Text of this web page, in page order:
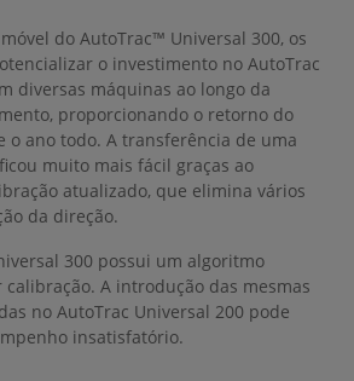
do AutoTrac™ Universal 300, os
o investimento no AutoTrac
diversas máquinas ao longo da
proporcionando o retorno do
o ano todo. A transferência de uma
muito mais fácil graças ao
atualizado, que elimina vários
da direção.
300 possui um algoritmo
A introdução das mesmas
no AutoTrac Universal 200 pode
insatisfatório.